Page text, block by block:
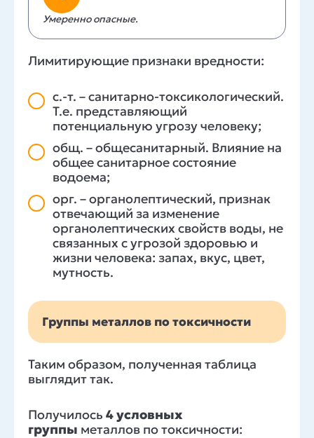
Умеренно опасные.
Лимитирующие признаки вредности:
с.-т. – санитарно-токсикологический.
Т.е. представляющий
потенциальную угрозу человеку;
общ. – общесанитарный. Влияние на
общее санитарное состояние
водоема;
орг. – органолептический, признак
отвечающий за изменение
органолептических свойств воды, не
связанных с угрозой здоровью и
жизни человека: запах, вкус, цвет,
мутность.
Группы металлов по токсичности
Таким образом, полученная таблица
выглядит так.
Получилось 4 условных
группы металлов по токсичности: